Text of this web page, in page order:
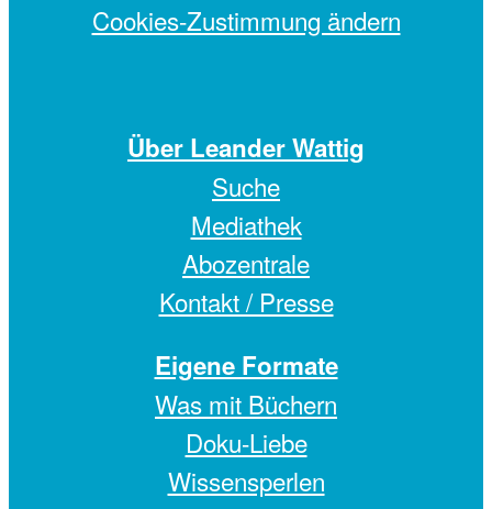
Cookies-Zustimmung ändern
Über Leander Wattig
Suche
Mediathek
Abozentrale
Kontakt / Presse
Eigene Formate
Was mit Büchern
Doku-Liebe
Wissensperlen